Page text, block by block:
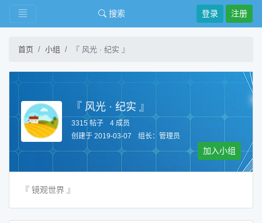
搜索 登录 注册
首页 小组 『 风光 · 纪实 』
『 风光 · 纪实 』
3315 帖子
4 成员
创建于 2019-03-07
组长： 管理员
加入小组
『 镜观世界 』